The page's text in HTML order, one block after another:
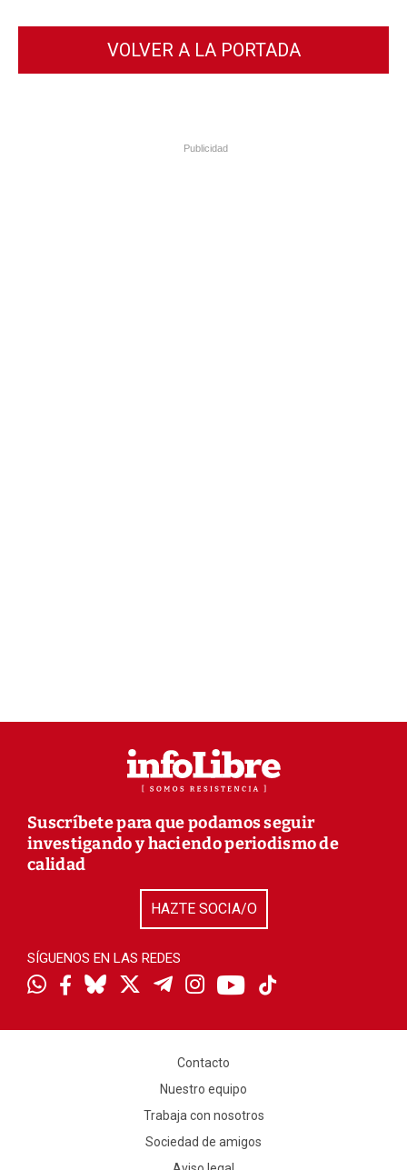
VOLVER A LA PORTADA
Publicidad
Suscríbete para que podamos seguir
investigando y haciendo periodismo de
calidad
HAZTE SOCIA/O
SÍGUENOS EN LAS REDES
Contacto
Nuestro equipo
Trabaja con nosotros
Sociedad de amigos